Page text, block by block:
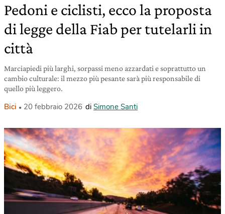
Pedoni e ciclisti, ecco la proposta
di legge della Fiab per tutelarli in
città
Marciapiedi più larghi, sorpassi meno azzardati e soprattutto un
cambio culturale: il mezzo più pesante sarà più responsabile di
quello più leggero.
Bici 20 febbraio 2026 di Simone Santi